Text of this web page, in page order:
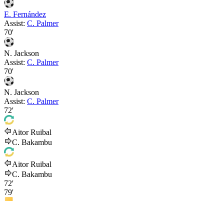
E. Fernández
Assist: C. Palmer
70'
N. Jackson
Assist: C. Palmer
70'
N. Jackson
Assist: C. Palmer
72'
Aitor Ruibal
C. Bakambu
Aitor Ruibal
C. Bakambu
72'
79'